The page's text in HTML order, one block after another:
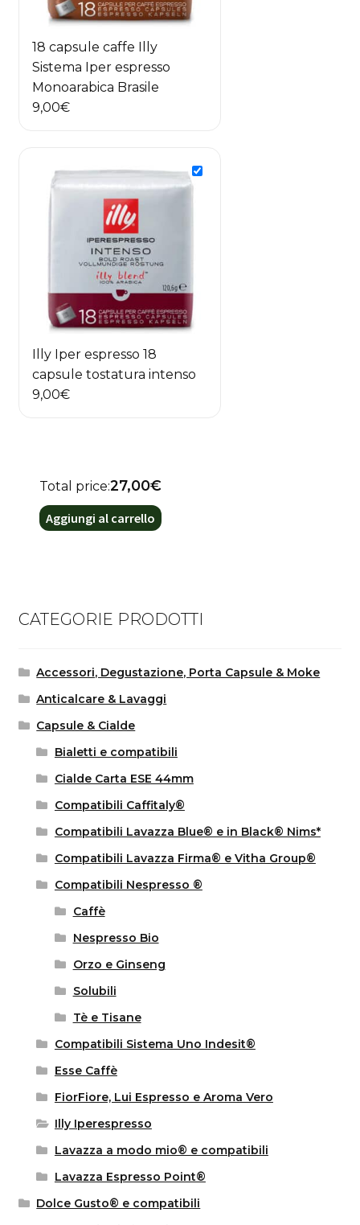
18 capsule caffe Illy
Sistema Iper espresso
Monoarabica Brasile
9,00€
Illy Iper espresso 18
capsule tostatura intenso
9,00€
Total price:27,00€
Aggiungi al carrello
CATEGORIE PRODOTTI
Accessori, Degustazione, Porta Capsule & Moke
Anticalcare & Lavaggi
Capsule & Cialde
Bialetti e compatibili
Cialde Carta ESE 44mm
Compatibili Caffitaly®
Compatibili Lavazza Blue® e in Black® Nims*
Compatibili Lavazza Firma® e Vitha Group®
Compatibili Nespresso ®
Caffè
Nespresso Bio
Orzo e Ginseng
Solubili
Tè e Tisane
Compatibili Sistema Uno Indesit®
Esse Caffè
FiorFiore, Lui Espresso e Aroma Vero
Illy Iperespresso
Lavazza a modo mio® e compatibili
Lavazza Espresso Point®
Dolce Gusto® e compatibili